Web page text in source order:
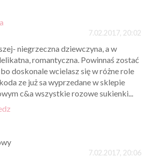
7.02.2017, 20:02
niegrzeczna dziewczyna, a w
romantyczna. Powinnaś zostać
doskonale wcielasz się w różne role
ze już sa wyprzedane w sklepie
c&a wszystkie rozowe sukienki...
7.02.2017, 20:06